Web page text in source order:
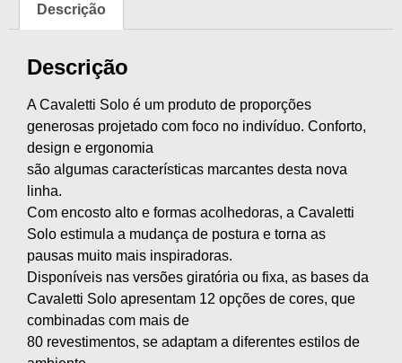
Descrição
Descrição
A Cavaletti Solo é um produto de proporções
generosas projetado com foco no indivíduo. Conforto,
design e ergonomia
são algumas características marcantes desta nova
linha.
Com encosto alto e formas acolhedoras, a Cavaletti
Solo estimula a mudança de postura e torna as
pausas muito mais inspiradoras.
Disponíveis nas versões giratória ou fixa, as bases da
Cavaletti Solo apresentam 12 opções de cores, que
combinadas com mais de
80 revestimentos, se adaptam a diferentes estilos de